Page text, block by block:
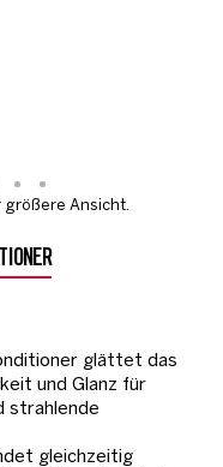
größere Ansicht.
glättet das
und Glanz für
strahlende
gleichzeitig